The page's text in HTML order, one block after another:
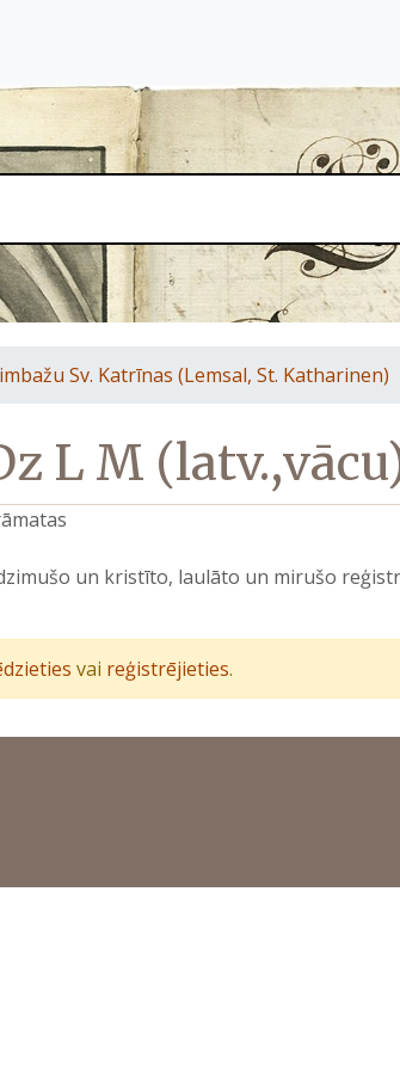
Sv. Katrīnas (Lemsal, St. Katharinen)
L M
un kristīto, laulāto un mirušo
vai reģistrējieties.